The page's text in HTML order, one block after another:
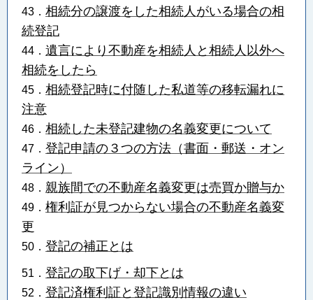
43． 相続分の譲渡をした相続人がいる場合の相
続登記
44． 遺言により不動産を相続人と相続人以外へ
相続をしたら
45． 相続登記時に付随した私道等の移転漏れに
注意
46． 相続した未登記建物の名義変更について
47． 登記申請の３つの方法（書面・郵送・オン
ライン）
48． 親族間での不動産名義変更は売買か贈与か
49． 権利証が見つからない場合の不動産名義変
更
50． 登記の補正とは
51． 登記の取下げ・却下とは
52． 登記済権利証と登記識別情報の違い